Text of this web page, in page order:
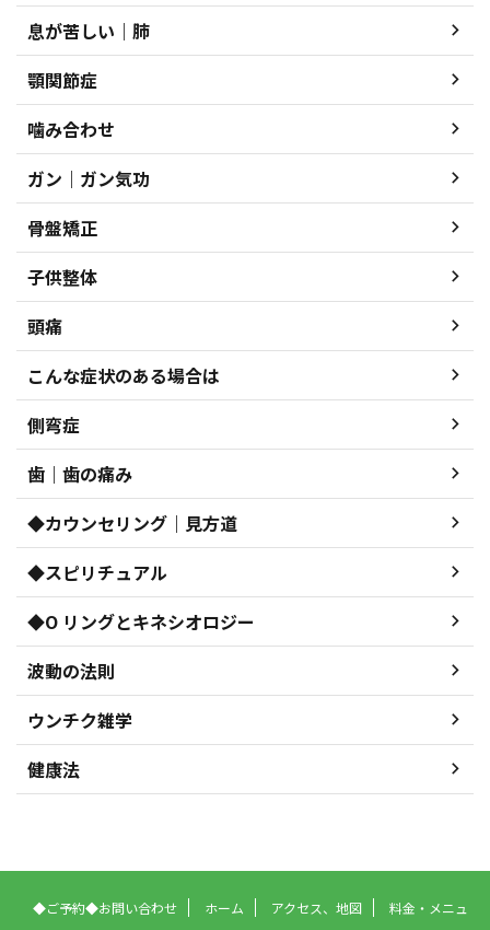
息が苦しい｜肺
顎関節症
噛み合わせ
ガン｜ガン気功
骨盤矯正
子供整体
頭痛
こんな症状のある場合は
側弯症
歯｜歯の痛み
◆カウンセリング｜見方道
◆スピリチュアル
◆O リングとキネシオロジー
波動の法則
ウンチク雑学
健康法
◆ご予約◆お問い合わせ ホーム アクセス、地図
料金・メニュ